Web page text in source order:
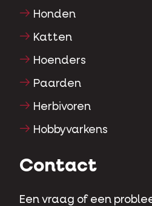
Honden
Katten
Hoenders
Paarden
Herbivoren
Hobbyvarkens
Contact
Een vraag of een